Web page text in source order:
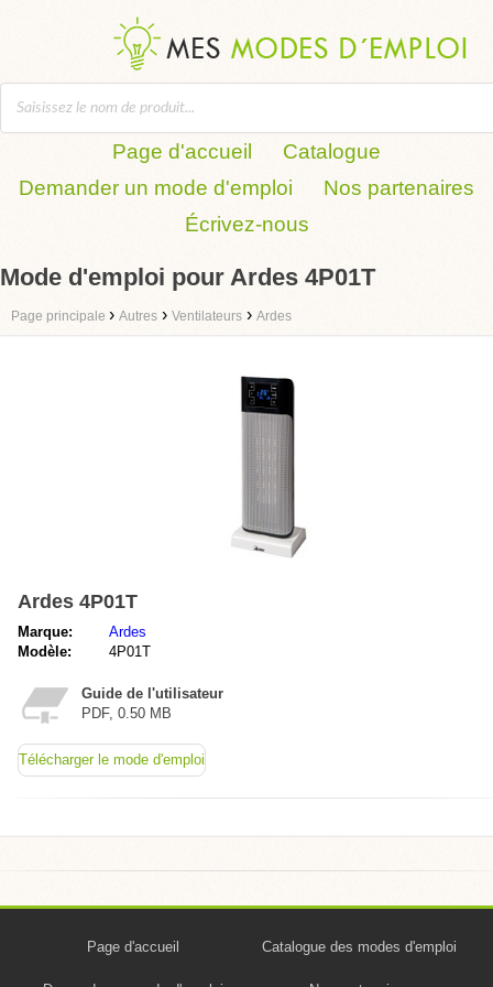
Page d'accueil
Catalogue
Demander un mode d'emploi
Nos partenaires
Écrivez-nous
Mode d'emploi pour Ardes 4P01T
Page principale › Autres › Ventilateurs › Ardes
Ardes 4P01T
Marque:
Ardes
Modèle:
4P01T
Guide de l'utilisateur
PDF, 0.50 MB
Télécharger le mode d'emploi
Page d'accueil Catalogue des modes d'emploi